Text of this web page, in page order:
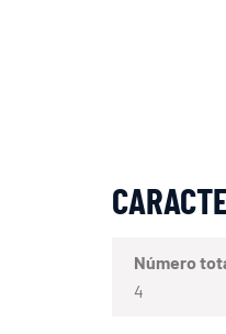
Número
4